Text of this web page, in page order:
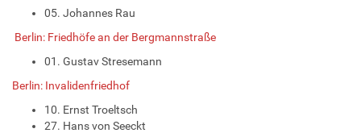
05. Johannes Rau
Berlin: Friedhöfe an der Bergmannstraße
01. Gustav Stresemann
Berlin: Invalidenfriedhof
10. Ernst Troeltsch
27. Hans von Seeckt